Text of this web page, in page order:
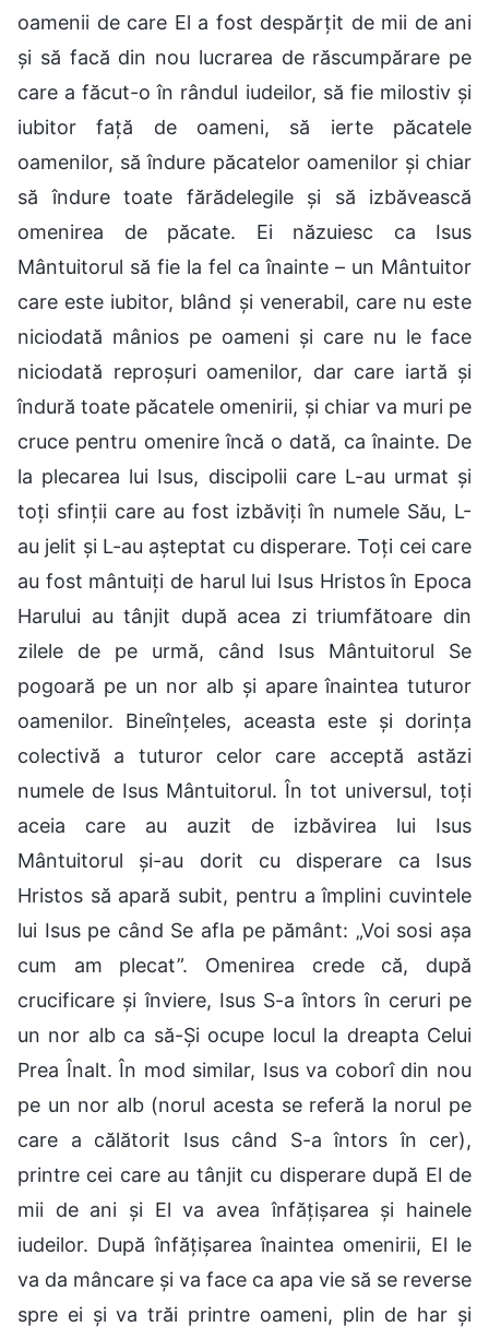
oamenii de care El a fost despărțit de mii de ani
și să facă din nou lucrarea de răscumpărare pe
care a făcut-o în rândul iudeilor, să fie milostiv și
iubitor față de oameni, să ierte păcatele
oamenilor, să îndure păcatelor oamenilor și chiar
să îndure toate fărădelegile și să izbăvească
omenirea de păcate. Ei năzuiesc ca Isus
Mântuitorul să fie la fel ca înainte – un Mântuitor
care este iubitor, blând și venerabil, care nu este
niciodată mânios pe oameni și care nu le face
niciodată reproșuri oamenilor, dar care iartă și
îndură toate păcatele omenirii, și chiar va muri pe
cruce pentru omenire încă o dată, ca înainte. De
la plecarea lui Isus, discipolii care L-au urmat și
toți sfinții care au fost izbăviți în numele Său, L-
au jelit și L-au așteptat cu disperare. Toți cei care
au fost mântuiți de harul lui Isus Hristos în Epoca
Harului au tânjit după acea zi triumfătoare din
zilele de pe urmă, când Isus Mântuitorul Se
pogoară pe un nor alb și apare înaintea tuturor
oamenilor. Bineînțeles, aceasta este și dorința
colectivă a tuturor celor care acceptă astăzi
numele de Isus Mântuitorul. În tot universul, toți
aceia care au auzit de izbăvirea lui Isus
Mântuitorul și-au dorit cu disperare ca Isus
Hristos să apară subit, pentru a împlini cuvintele
lui Isus pe când Se afla pe pământ: „Voi sosi așa
cum am plecat”. Omenirea crede că, după
crucificare și înviere, Isus S-a întors în ceruri pe
un nor alb ca să-Și ocupe locul la dreapta Celui
Prea Înalt. În mod similar, Isus va coborî din nou
pe un nor alb (norul acesta se referă la norul pe
care a călătorit Isus când S-a întors în cer),
printre cei care au tânjit cu disperare după El de
mii de ani și El va avea înfățișarea și hainele
iudeilor. După înfățișarea înaintea omenirii, El le
va da mâncare și va face ca apa vie să se reverse
spre ei și va trăi printre oameni, plin de har și